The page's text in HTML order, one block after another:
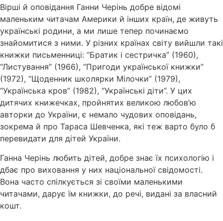
Вірші й оповідання Ганни Черінь добре відомі
маленьким читачам Америки й інших країн, де живуть
українські родини, а ми лише тепер починаємо
знайомитися з ними. У різних країнах світу вийшли такі
книжки письменниці: “Братик і сестричка” (1960),
“Листування” (1966), “Пригоди української книжки”
(1972), “Щоденник школярки Мілочки” (1979),
“Українська кров” (1982), “Українські діти”. У цих
дитячих книжечках, пройнятих великою любов’ю
авторки до України, є немало чудових оповідань,
зокрема й про Тараса Шевченка, які теж варто було б
перевидати для дітей України.
Ганна Черінь любить дітей, добре знає їх психологію і
дбає про виховання у них національної свідомості.
Вона часто спілкується зі своїми маленькими
читачами, дарує їм книжки, до речі, видані за власний
кошт.